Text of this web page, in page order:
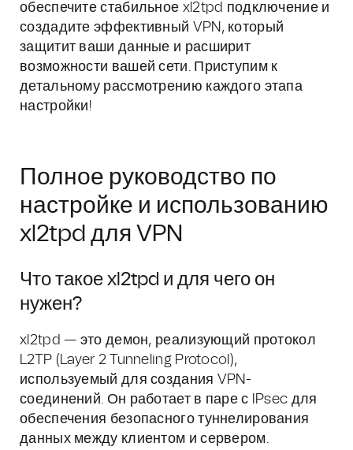
обеспечите стабильное xl2tpd подключение и
создадите эффективный VPN, который
защитит ваши данные и расширит
возможности вашей сети. Приступим к
детальному рассмотрению каждого этапа
настройки!
Полное руководство по
настройке и использованию
xl2tpd для VPN
Что такое xl2tpd и для чего он
нужен?
xl2tpd — это демон, реализующий протокол
L2TP (Layer 2 Tunneling Protocol),
используемый для создания VPN-
соединений. Он работает в паре с IPsec для
обеспечения безопасного туннелирования
данных между клиентом и сервером.